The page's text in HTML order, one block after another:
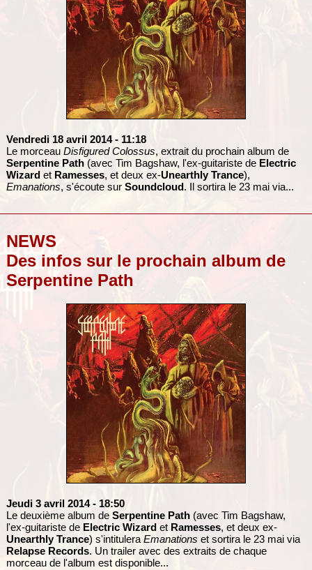
Vendredi 18 avril 2014 - 11:18
Le morceau Disfigured Colossus, extrait du prochain album de
Serpentine Path(avec Tim Bagshaw, l'ex-guitariste de Electric
Wizardet Ramesses, et deux ex-Unearthly Trance),
Emanations, s'écoute sur Soundcloud. Il sortira le 23 mai via...
NEWS
Des infos sur le prochain album de
Serpentine Path
Jeudi 3 avril 2014 - 18:50
Le deuxième album de Serpentine Path(avec Tim Bagshaw,
l'ex-guitariste de Electric Wizard et Ramesses, et deux ex-
Unearthly Trance) s'intituleraEmanations et sortira le 23 mai via
Relapse Records. Un trailer avec des extraits de chaque
morceau de l'album est disponible...